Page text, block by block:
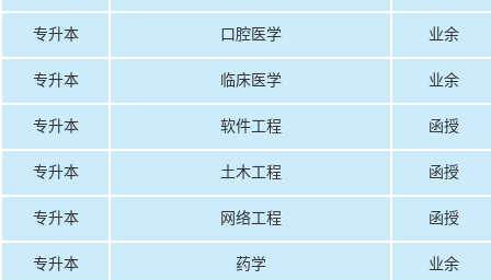
专升本 口腔医学 业余
专升本 临床医学 业余
专升本 软件工程 函授
专升本 土木工程 函授
专升本 网络工程 函授
专升本 药学 业余